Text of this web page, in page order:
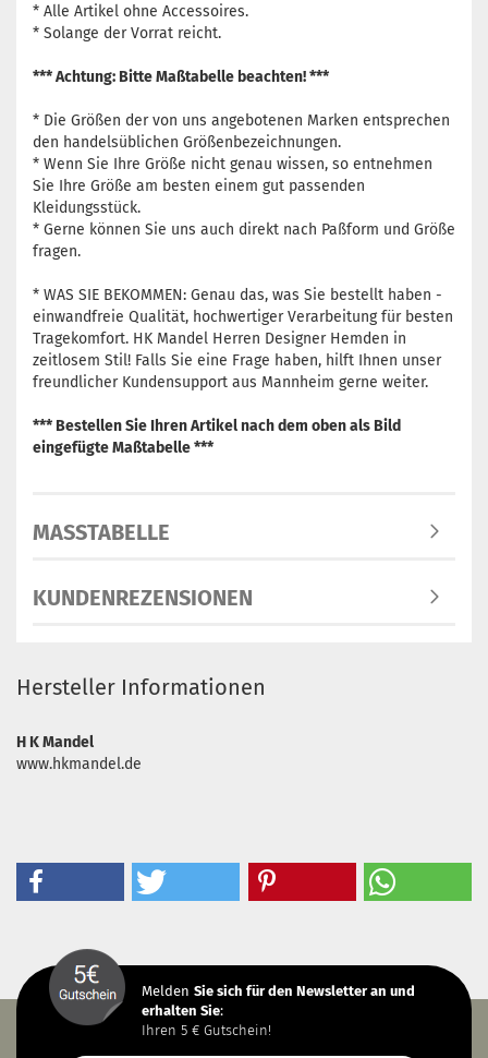
* Alle Artikel ohne Accessoires.
* Solange der Vorrat reicht.
*** Achtung: Bitte Maßtabelle beachten! ***
* Die Größen der von uns angebotenen Marken entsprechen
den handelsüblichen Größenbezeichnungen.
* Wenn Sie Ihre Größe nicht genau wissen, so entnehmen
Sie Ihre Größe am besten einem gut passenden
Kleidungsstück.
* Gerne können Sie uns auch direkt nach Paßform und Größe
fragen.
* WAS SIE BEKOMMEN: Genau das, was Sie bestellt haben -
einwandfreie Qualität, hochwertiger Verarbeitung für besten
Tragekomfort. HK Mandel Herren Designer Hemden in
zeitlosem Stil! Falls Sie eine Frage haben, hilft Ihnen unser
freundlicher Kundensupport aus Mannheim gerne weiter.
*** Bestellen Sie Ihren Artikel nach dem oben als Bild
eingefügte Maßtabelle ***
MASSTABELLE
KUNDENREZENSIONEN
Hersteller Informationen
H K Mandel
www.hkmandel.de
Melden Sie sich für den Newsletter an und
erhalten Sie:
Ihren 5 € Gutschein!